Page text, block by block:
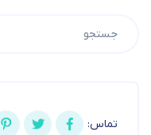
تماس: